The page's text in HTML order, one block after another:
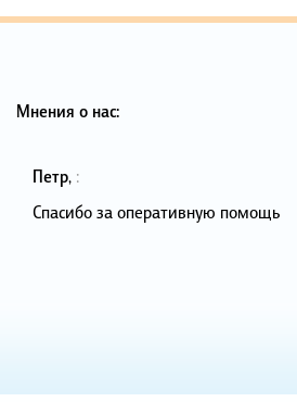
Мнения о нас:
Петр, :
Спасибо за оперативную помощь